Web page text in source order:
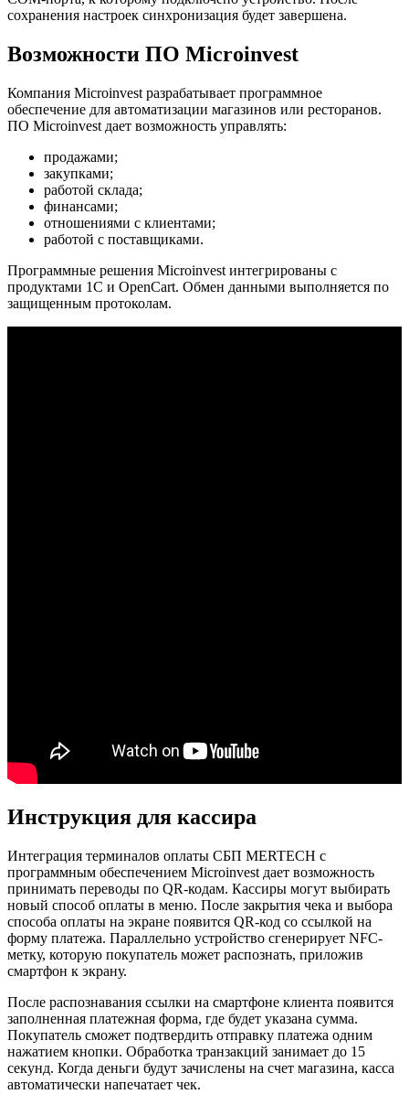
сохранения настроек синхронизация будет завершена.
Возможности ПО Microinvest
Компания Microinvest разрабатывает программное
обеспечение для автоматизации магазинов или ресторанов.
ПО Microinvest дает возможность управлять:
продажами;
закупками;
работой склада;
финансами;
отношениями с клиентами;
работой с поставщиками.
Программные решения Microinvest интегрированы с
продуктами 1С и OpenCart. Обмен данными выполняется по
защищенным протоколам.
Инструкция для кассира
Интеграция терминалов оплаты СБП MERTECH с
программным обеспечением Microinvest дает возможность
принимать переводы по QR-кодам. Кассиры могут выбирать
новый способ оплаты в меню. После закрытия чека и выбора
способа оплаты на экране появится QR-код со ссылкой на
форму платежа. Параллельно устройство сгенерирует NFC-
метку, которую покупатель может распознать, приложив
смартфон к экрану.
После распознавания ссылки на смартфоне клиента появится
заполненная платежная форма, где будет указана сумма.
Покупатель сможет подтвердить отправку платежа одним
нажатием кнопки. Обработка транзакций занимает до 15
секунд. Когда деньги будут зачислены на счет магазина, касса
автоматически напечатает чек.